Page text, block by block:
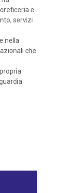
e
servizi
nella
che